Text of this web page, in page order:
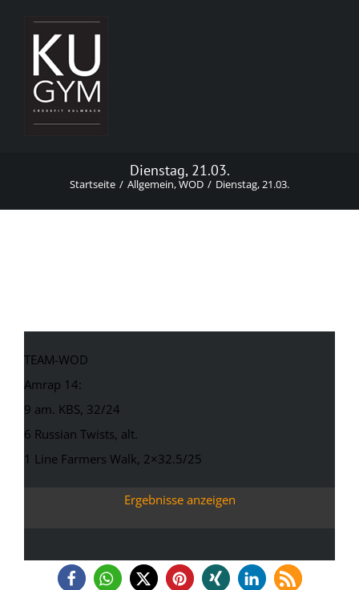
springen
Dienstag, 21.03.
Startseite Allgemein WOD Dienstag, 21.03.
TEAM-WOD
Amrap 14:
9 am. KBS, 32/24
6 Russian Twists, alt.
1 Line Farmers Walk, 2×32.5/25
Ergebnisse anzeigen